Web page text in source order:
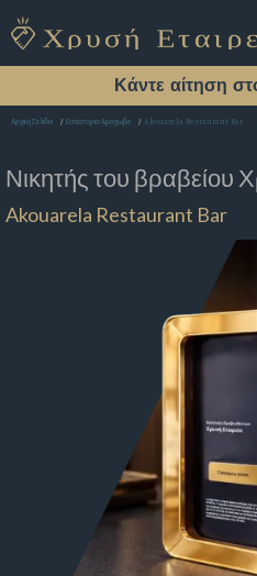
Κάντε αίτηση
Αρχική Σελίδα Εστιατόριο Αράχωβα Akouarela Restaurant Bar
Νικητής του βραβείου
Akouarela Restaurant Bar